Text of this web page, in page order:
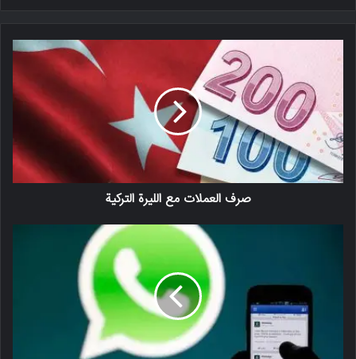
صرف العملات مع الليرة التركية